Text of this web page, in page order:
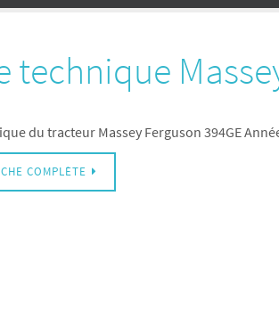
technique
du tracteur Massey Ferguson 394GE
COMPLÈTE